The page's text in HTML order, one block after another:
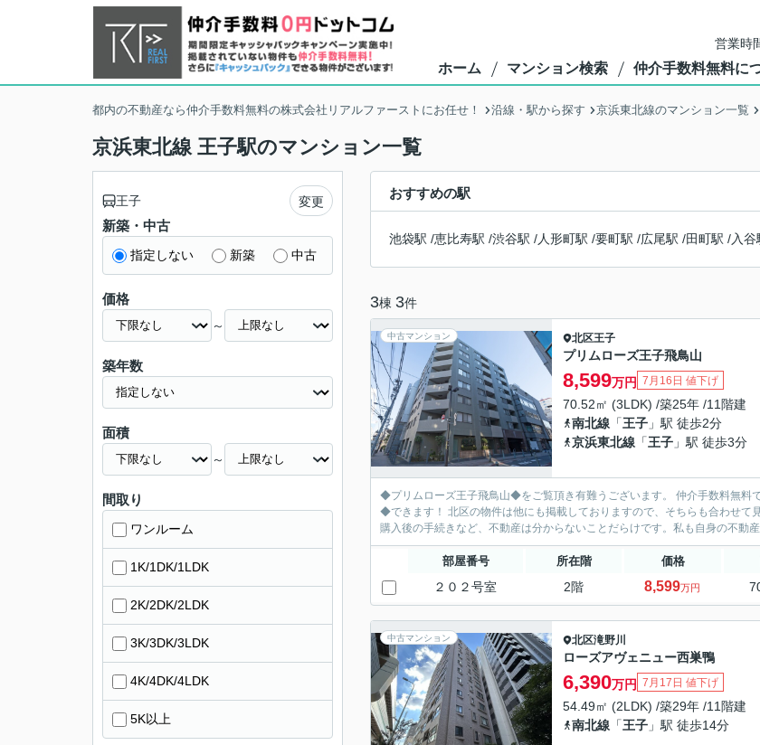
営業時
ホーム マンション検索 仲介手数料無料に
都内の不動産なら仲介手数料無料の株式会社リアルファーストにお任せ！ 沿線・駅から探す 京浜東北線のマンション一覧
京浜東北線 王子駅のマンション一覧
おすすめの駅
池袋駅 /恵比寿駅 /渋谷駅 /人形町駅 /要町駅 /広尾駅 /田町駅 /入谷
3棟 3件
中古マンション 北区王子
プリムローズ王子飛鳥山
8,599万円 7月16日 値下げ
70.52㎡ (3LDK) /築25年 /11階建
南北線 「王子 」駅 徒歩2分
京浜東北線 「王子 」駅 徒歩3分
◆プリムローズ王子飛鳥山◆をご覧頂き有難うございます。 仲介手数料無料
◆できます！ 北区の物件は他にも掲載しておりますので、そちらも合わせて見て頂き、比較してみて下さ
購入後の手続きなど、不動産は分からないことだらけです。私も自身の不動
部屋番号 所在階 価格
２０２号室 2階 8,599万円
中古マンション 北区滝野川
ローズアヴェニュー西巣鴨
6,390万円 7月17日 値下げ
54.49㎡ (2LDK) /築29年 /11階建
南北線 「王子 」駅 徒歩14分
王子 変更
新築・中古
指定しない 新築 中古
価格
～
築年数
面積
～
間取り
ワンルーム
1K/1DK/1LDK
2K/2DK/2LDK
3K/3DK/3LDK
4K/4DK/4LDK
5K以上